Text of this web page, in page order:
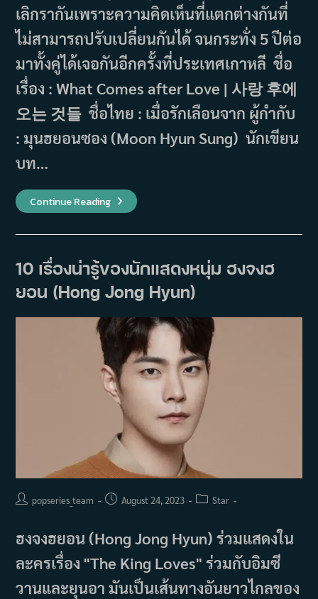
เลิกรากันเพราะความคิดเห็นที่แตกต่างกันที่
ไม่สามารถปรับเปลี่ยนกันได้ จนกระทั่ง 5 ปีต่อ
มาทั้งคู่ได้เจอกันอีกครั้งที่ประเทศเกาหลี ชื่อ
เรื่อง : What Comes after Love | 사랑 후에
오는 것들 ชื่อไทย : เมื่อรักเลือนจาก ผู้กำกับ
: มุนฮยอนซอง (Moon Hyun Sung) นักเขียน
บท…
Continue ReadingWhat
Comes
Love
จาก
10 เรื่องน่ารู้ของนักแสดงหนุ่ม ฮงจงฮ
ยอน (Hong Jong Hyun)
Postpopseries_team
PostAugust 24, 2023
PostStar
ฮงจงฮยอน (Hong Jong Hyun) ร่วมแสดงใน
ละครเรื่อง "The King Loves" ร่วมกับอิมซี
วานและยุนอา มันเป็นเส้นทางอันยาวไกลของ